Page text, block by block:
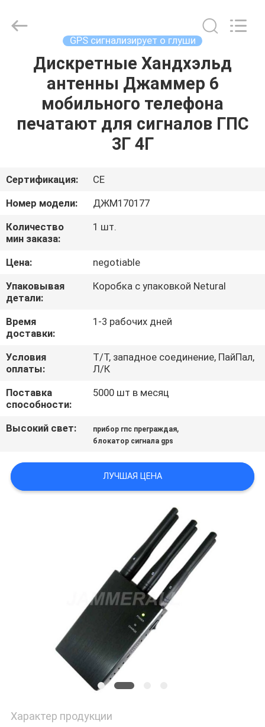
ДОМ
ПРОДУКТЫ
ЭКСКУРСИЯ
ФАБРИКЕ
КАЧЕСТВА
СВЯЗАТЬСЯ
С
НАМИ
НОВОСТИ
БЛОГ
PRIVACY
Limited.
GPS сигнализирует о глуши
Дискретные Хандхэльд
антенны Джаммер 6
мобильного телефона
печатают для сигналов ГПС
3Г 4Г
Сертификация:
CE
Номер модели:
ДЖМ170177
Количество
мин заказа:
1 шт.
Цена:
negotiable
Упаковывая
детали:
Коробка с упаковкой Netural
Время
доставки:
1-3 рабочих дней
Условия
оплаты:
Т/Т, западное соединение, ПайПал,
Л/К
Поставка
способности:
5000 шт в месяц
Высокий свет: прибор гпс преграждая,
блокатор сигнала gps
ЛУЧШАЯ ЦЕНА
Характер продукции